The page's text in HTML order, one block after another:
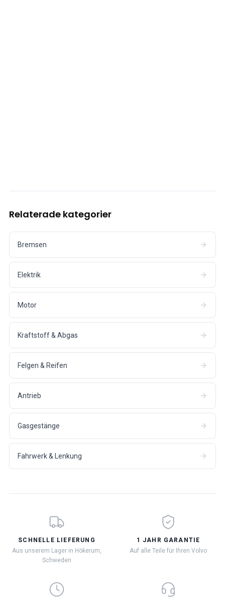
Relaterade kategorier
Bremsen
Elektrik
Motor
Kraftstoff & Abgas
Felgen & Reifen
Antrieb
Gasgestänge
Fahrwerk & Lenkung
SCHNELLE LIEFERUNG
Aus unserem Lager in Hökerum,
Schweden
1 JAHR GARANTIE
Auf alle Teile für Ihren Volvo